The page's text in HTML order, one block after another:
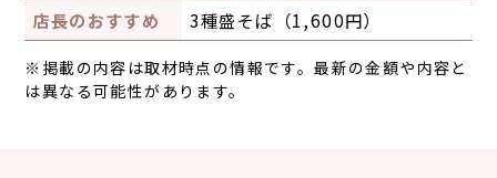
店長のおすすめ
3種盛そば（1,600円）
※掲載の内容は取材時点の情報です。最新の金額や内容と
は異なる可能性があります。